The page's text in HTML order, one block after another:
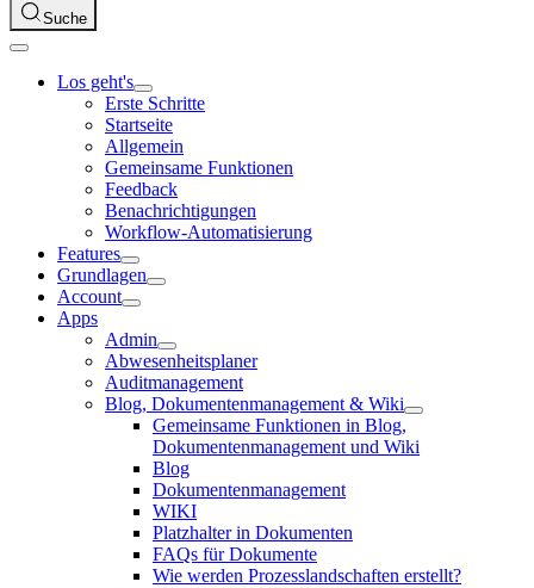
Suche
Los geht's
Erste Schritte
Startseite
Allgemein
Gemeinsame Funktionen
Feedback
Benachrichtigungen
Workflow-Automatisierung
Features
Grundlagen
Account
Apps
Admin
Abwesenheitsplaner
Auditmanagement
Blog, Dokumentenmanagement & Wiki
Gemeinsame Funktionen in Blog,
Dokumentenmanagement und Wiki
Blog
Dokumentenmanagement
WIKI
Platzhalter in Dokumenten
FAQs für Dokumente
Wie werden Prozesslandschaften erstellt?